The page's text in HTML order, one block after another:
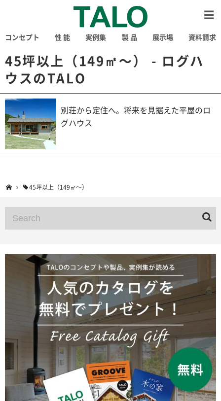
コンセプト 性 能 実例集 製 品 展示場 資料請求
45坪以上（149㎡〜） - ログハ
ウスのTALO
別荘から定住へ。将来を見据えた平屋のロ
グハウス
45坪以上（149㎡〜）